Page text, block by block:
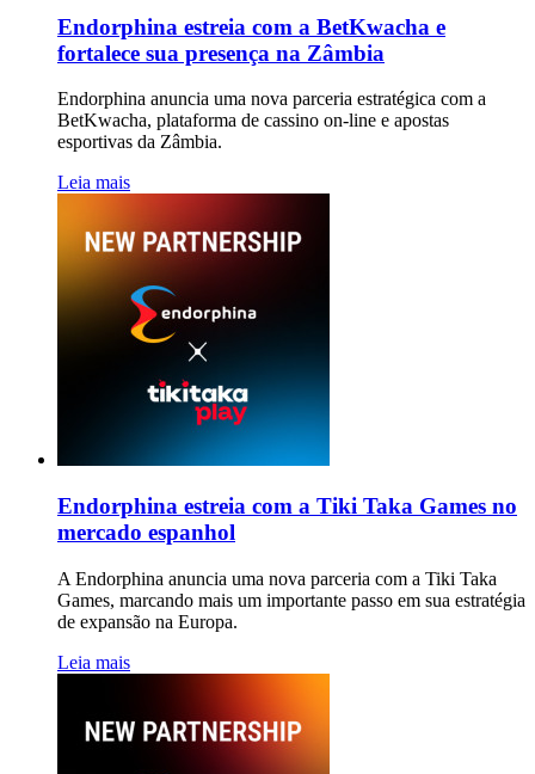
Endorphina estreia com a BetKwacha e
fortalece sua presença na Zâmbia
Endorphina anuncia uma nova parceria estratégica com a
BetKwacha, plataforma de cassino on-line e apostas
esportivas da Zâmbia.
Leia mais
Endorphina estreia com a Tiki Taka Games no
mercado espanhol
A Endorphina anuncia uma nova parceria com a Tiki Taka
Games, marcando mais um importante passo em sua estratégia
de expansão na Europa.
Leia mais